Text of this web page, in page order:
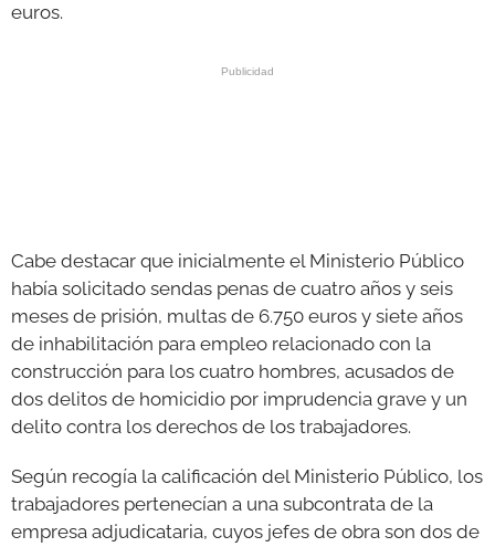
euros.
Cabe destacar que inicialmente el Ministerio Público
había solicitado sendas penas de cuatro años y seis
meses de prisión, multas de 6.750 euros y siete años
de inhabilitación para empleo relacionado con la
construcción para los cuatro hombres, acusados de
dos delitos de homicidio por imprudencia grave y un
delito contra los derechos de los trabajadores.
Según recogía la calificación del Ministerio Público, los
trabajadores pertenecían a una subcontrata de la
empresa adjudicataria, cuyos jefes de obra son dos de